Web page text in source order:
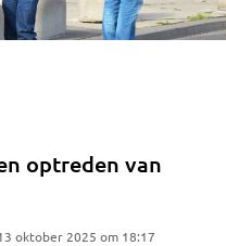
optreden van
oktober 2025 om 18:17